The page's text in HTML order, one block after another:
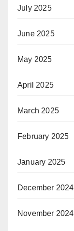
July 2025
June 2025
May 2025
April 2025
March 2025
February 2025
January 2025
December 2024
November 2024